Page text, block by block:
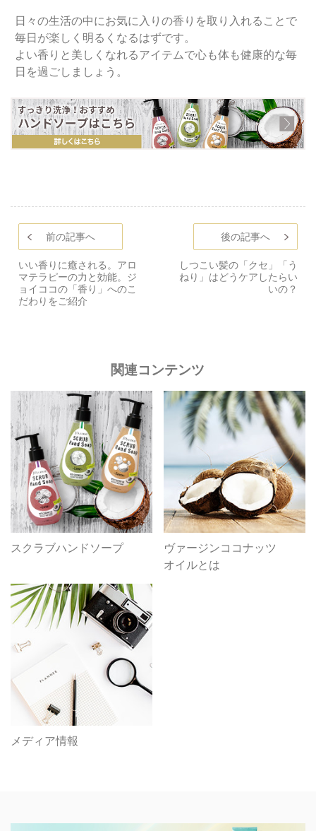
日々の生活の中にお気に入りの香りを取り入れることで
毎日が楽しく明るくなるはずです。
よい香りと美しくなれるアイテムで心も体も健康的な毎
日を過ごしましょう。
前の記事へ
いい香りに癒される。アロ
マテラピーの力と効能。ジ
ョイココの「香り」へのこ
だわりをご紹介
後の記事へ
しつこい髪の「クセ」「う
ねり」はどうケアしたらい
いの？
関連コンテンツ
スクラブハンドソープ
ヴァージンココナッツ
オイルとは
メディア情報